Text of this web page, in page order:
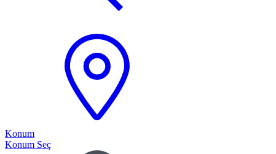
Konum
Konum Seç